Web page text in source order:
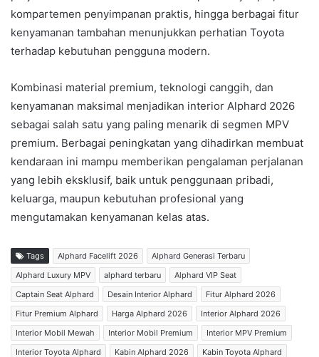
kompartemen penyimpanan praktis, hingga berbagai fitur
kenyamanan tambahan menunjukkan perhatian Toyota
terhadap kebutuhan pengguna modern.
Kombinasi material premium, teknologi canggih, dan
kenyamanan maksimal menjadikan interior Alphard 2026
sebagai salah satu yang paling menarik di segmen MPV
premium. Berbagai peningkatan yang dihadirkan membuat
kendaraan ini mampu memberikan pengalaman perjalanan
yang lebih eksklusif, baik untuk penggunaan pribadi,
keluarga, maupun kebutuhan profesional yang
mengutamakan kenyamanan kelas atas.
Tags Alphard Facelift 2026
Alphard Generasi Terbaru
Alphard Luxury MPV
alphard terbaru
Alphard VIP Seat
Captain Seat Alphard
Desain Interior Alphard
Fitur Alphard 2026
Fitur Premium Alphard
Harga Alphard 2026
Interior Alphard 2026
Interior Mobil Mewah
Interior Mobil Premium
Interior MPV Premium
Interior Toyota Alphard
Kabin Alphard 2026
Kabin Toyota Alphard